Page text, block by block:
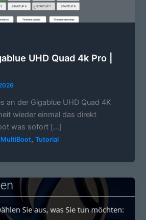
UHD Quad 4k Pro |
an der Gigablue UHD Quad 4K
wieder einmal das direkt
was sofort […]
MultiBoot,Tutorial